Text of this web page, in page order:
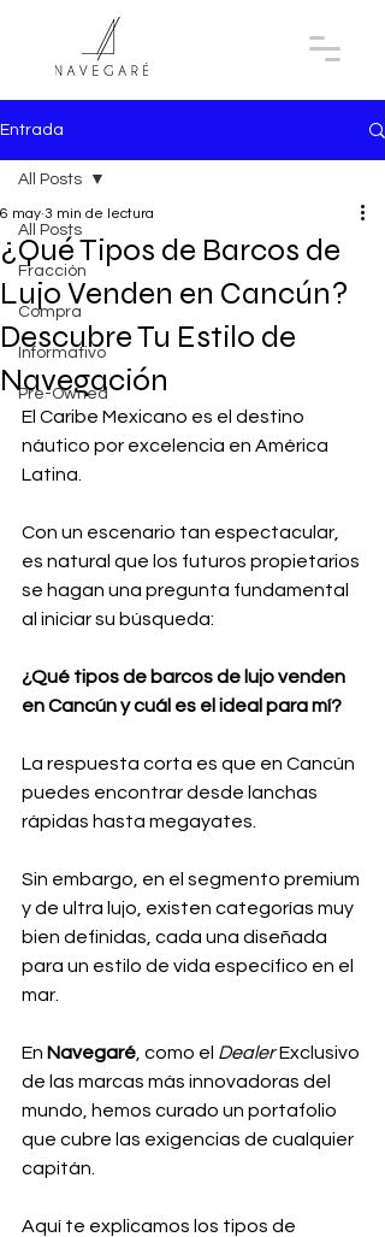
Entrada
All Posts
Fracción
Compra
Informativo
Pre-Owned
All Posts
¿Qué Tipos de Barcos de
Lujo Venden en Cancún?
Descubre Tu Estilo de
Navegación
6 may 3 min de lectura
El Caribe Mexicano es el destino
náutico por excelencia en América
Latina.
Con un escenario tan espectacular,
es natural que los futuros propietarios
se hagan una pregunta fundamental
al iniciar su búsqueda:
¿Qué tipos de barcos de lujo venden
en Cancún y cuál es el ideal para mí?
La respuesta corta es que en Cancún
puedes encontrar desde lanchas
rápidas hasta megayates.
Sin embargo, en el segmento premium
y de ultra lujo, existen categorías muy
bien definidas, cada una diseñada
para un estilo de vida específico en el
mar.
En Navegaré , como el Dealer Exclusivo
de las marcas más innovadoras del
mundo, hemos curado un portafolio
que cubre las exigencias de cualquier
capitán.
Aquí te explicamos los tipos de